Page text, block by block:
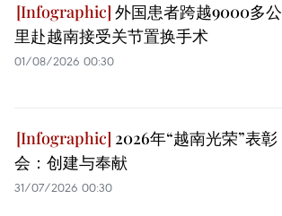
外国患者跨越9000多公
里赴越南接受关节置换手术
01/08/2026 00:30
2026年“越南光荣”表彰
会：创建与奉献
31/07/2026 00:30